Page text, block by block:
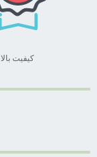
کیفیت بالا